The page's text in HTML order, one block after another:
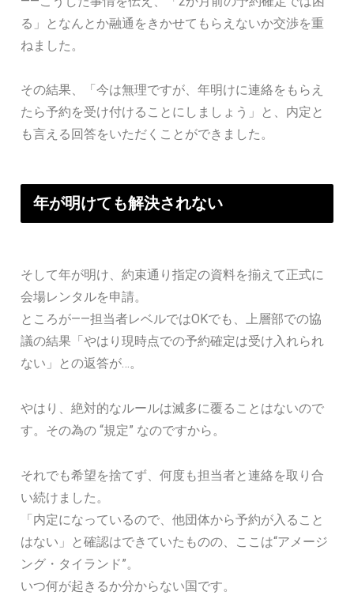
る」となんとか融通をきかせてもらえないか交渉を重
ねました。
その結果、「今は無理ですが、年明けに連絡をもらえ
たら予約を受け付けることにしましょう」と、内定と
も言える回答をいただくことができました。
年が明けても解決されない
そして年が明け、約束通り指定の資料を揃えて正式に
会場レンタルを申請。
ところが——担当者レベルではOKでも、上層部での協
議の結果「やはり現時点での予約確定は受け入れられ
ない」との返答が…。
やはり、絶対的なルールは滅多に覆ることはないので
す。その為の “規定” なのですから。
それでも希望を捨てず、何度も担当者と連絡を取り合
い続けました。
「内定になっているので、他団体から予約が入ること
はない」と確認はできていたものの、ここは“アメージ
ング・タイランド”。
いつ何が起きるか分からない国です。